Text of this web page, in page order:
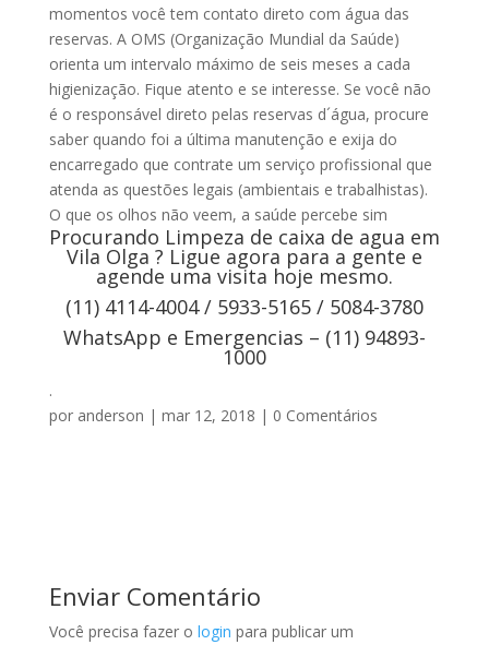
momentos você tem contato direto com água das
reservas. A OMS (Organização Mundial da Saúde)
orienta um intervalo máximo de seis meses a cada
higienização. Fique atento e se interesse. Se você não
é o responsável direto pelas reservas d´água, procure
saber quando foi a última manutenção e exija do
encarregado que contrate um serviço profissional que
atenda as questões legais (ambientais e trabalhistas).
O que os olhos não veem, a saúde percebe sim
Procurando Limpeza de caixa de agua em
Vila Olga ? Ligue agora para a gente e
agende uma visita hoje mesmo.
(11) 4114-4004 / 5933-5165 / 5084-3780
WhatsApp e Emergencias – (11) 94893-
1000
.
por anderson | mar 12, 2018 | 0 Comentários
Enviar Comentário
Você precisa fazer o login para publicar um